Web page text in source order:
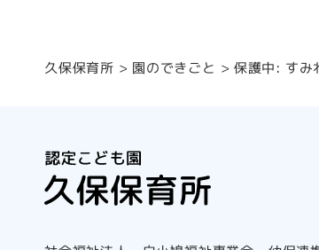
久保保育所 園のできごと 保護中: す